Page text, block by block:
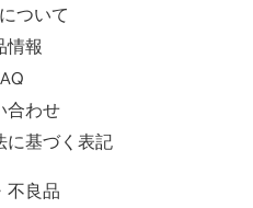
ついて
情報
合わせ
に基づく表記
不良品